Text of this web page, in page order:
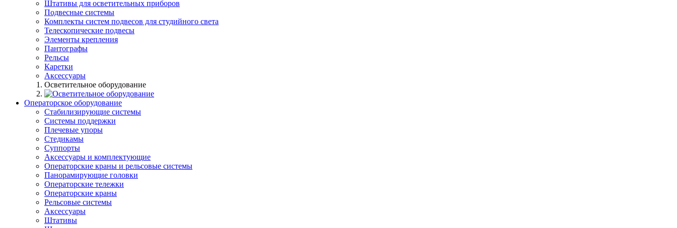
Штативы для осветительных приборов
Подвесные системы
Комплекты систем подвесов для студийного света
Телескопические подвесы
Элементы крепления
Пантографы
Рельсы
Каретки
Аксессуары
Осветительное оборудование
Операторское оборудование
Стабилизирующие системы
Системы поддержки
Плечевые упоры
Стедикамы
Суппорты
Аксессуары и комплектующие
Операторские краны и рельсовые системы
Панорамирующие головки
Операторские тележки
Операторские краны
Рельсовые системы
Аксессуары
Штативы